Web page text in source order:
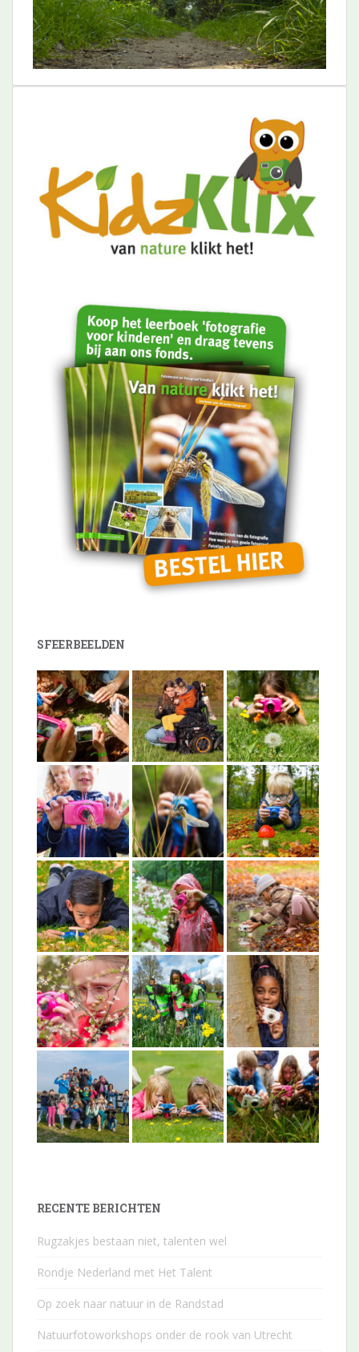
SFEERBEELDEN
RECENTE BERICHTEN
Rugzakjes bestaan niet, talenten wel
Rondje Nederland met Het Talent
Op zoek naar natuur in de Randstad
Natuurfotoworkshops onder de rook van Utrecht